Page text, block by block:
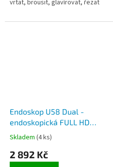
vrtat, brousit, glavírovat, řezat
Endoskop U58 Dual -
endoskopická FULL HD
kamera s 5m flexibilní
hadicí a 4,3" monitorem
Skladem (4 ks)
2 892 Kč